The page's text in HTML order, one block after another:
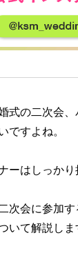
式の二次会
ですよね。
ーはしっかり
次会に参加
いて解説しま